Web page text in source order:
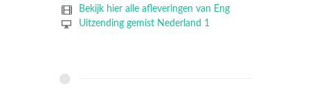
Bekijk hier alle afleveringen van Eng
Uitzending gemist Nederland 1